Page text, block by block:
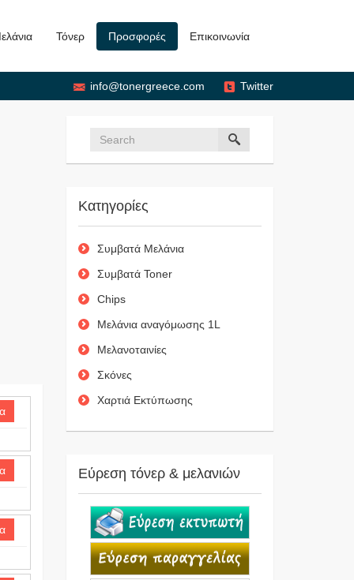
Τόνερ Προσφορές Επικοινωνία
info@tonergreece.com Twitter
Κατηγορίες
Συμβατά Μελάνια
Συμβατά Toner
Chips
Μελάνια αναγόμωσης 1L
Μελανοταινίες
Σκόνες
Χαρτιά Εκτύπωσης
Εύρεση τόνερ & μελανιών